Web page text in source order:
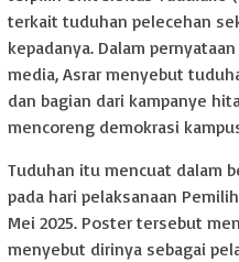
terkait tuduhan pelecehan
kepadanya. Dalam
media, Asrar menyebut
dan bagian dari kampanye
mencoreng demokrasi
Tuduhan itu mencuat dalam
pada hari pelaksanaan
Mei 2025. Poster tersebut
menyebut dirinya sebagai